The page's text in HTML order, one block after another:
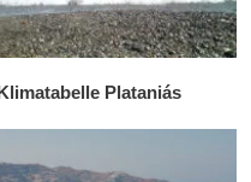
Plataniás